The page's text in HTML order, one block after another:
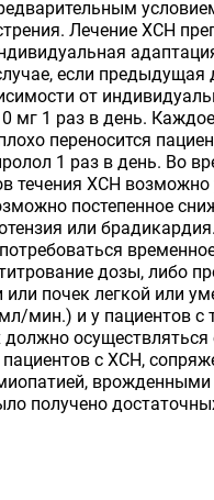
Лечение ХСН
если
от
мг 1 раз в день.
переносится
1 раз в день. Во
ХСН возможно
постепенное
или
дозы, либо
почек легкой или
мин.) и у пациентов
с ХСН,
получено